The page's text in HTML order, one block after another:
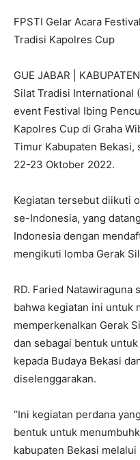
FPSTI Gelar Acara
Tradisi Kapolres Cup
GUE JABAR |
Silat Tradisi International
event Festival Ibing
Kapolres Cup di Graha
Timur Kabupaten Bekasi,
22-23 Oktober 2022.
Kegiatan tersebut diikuti
se-Indonesia, yang
Indonesia dengan
mengikuti lomba Gerak
RD. Faried Natawiraguna
bahwa kegiatan ini untuk
memperkenalkan Gerak
dan sebagai bentuk
kepada Budaya Bekasi
diselenggarakan.
“Ini kegiatan perdana
bentuk untuk
kabupaten Bekasi